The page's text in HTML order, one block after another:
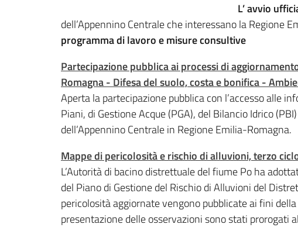
L’ avvio
dell’Appennino Centrale che interessano la Regione
programma di lavoro e misure consultive
Partecipazione pubblica ai processi di
Romagna - Difesa del suolo, costa e bonifica -
Aperta la partecipazione pubblica con l’accesso alle
Piani, di Gestione Acque (PGA), del Bilancio Idrico
dell’Appennino Centrale in Regione Emilia-Romagna.
Mappe di pericolosità e rischio di alluvioni, terzo
L’Autorità di bacino distrettuale del fiume Po ha
del Piano di Gestione del Rischio di Alluvioni del
pericolosità aggiornate vengono pubblicate ai fini
presentazione delle osservazioni sono stati prorogati